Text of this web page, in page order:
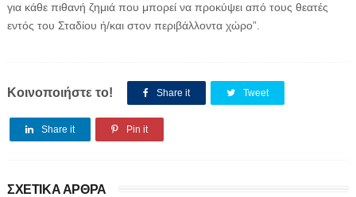
για κάθε πιθανή ζημιά που μπορεί να προκύψει από τους θεατές
εντός του Σταδίου ή/και στον περιβάλλοντα χώρο”.
Κοινοποιήστε το! Share it Tweet
Share it Pin it
ΣΧΕΤΙΚΑ ΑΡΘΡΑ